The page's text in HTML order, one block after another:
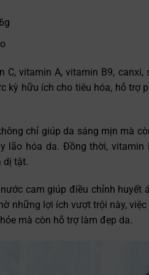
C, vitamin A, vitamin B9,
kỳ hữu ích cho tiêu hóa, hỗ trợ
chỉ giúp da sáng mịn mà
lão hóa da. Đồng thời,
dị tật.
cam giúp điều chỉnh huyết
những lợi ích vượt trội này,
mà còn hỗ trợ làm đẹp da.